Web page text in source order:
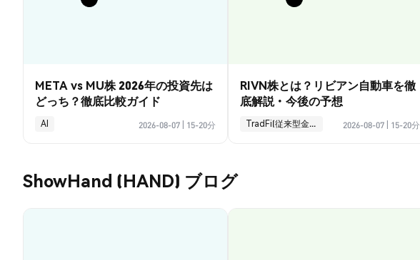
META vs MU株 2026年の投資先は
どっち？徹底比較ガイド
AI 2026-08-07 15-20分
RIVN株とは？リビアン自動車を徹
底解説・今後の予想
TradFi(従来型金融) 2026-08-07 15-20分
ShowHand (HAND) ブログ